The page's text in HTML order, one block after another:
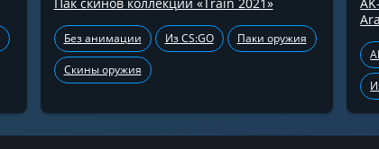
Без анимации Из CS:GO Паки оружия
Скины оружия